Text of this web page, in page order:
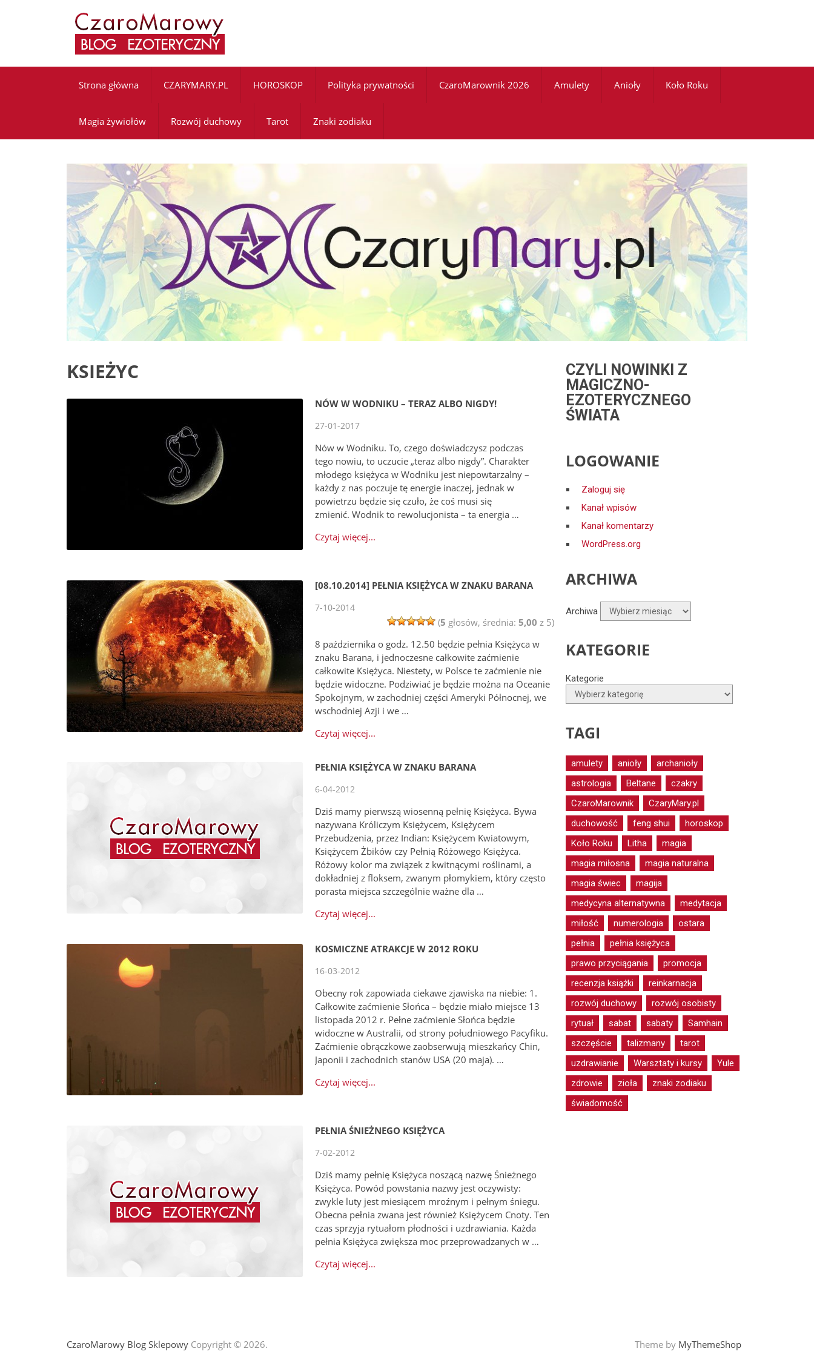
Strona główna CZARYMARY.PL HOROSKOP Polityka prywatności CzaroMarownik 2026 Amulety Anioły Koło Roku
Magia żywiołów Rozwój duchowy Tarot Znaki zodiaku
KSIEŻYC
NÓW W WODNIKU – TERAZ ALBO NIGDY!
27-01-2017
Nów w Wodniku. To, czego doświadczysz podczas
tego nowiu, to uczucie „teraz albo nigdy”. Charakter
młodego księżyca w Wodniku jest niepowtarzalny –
każdy z nas poczuje tę energie inaczej, jednak w
powietrzu będzie się czuło, że coś musi się
zmienić. Wodnik to rewolucjonista – ta energia …
Czytaj więcej...
[08.10.2014] PEŁNIA KSIĘŻYCA W ZNAKU BARANA
7-10-2014
(5 głosów, średnia:5,00 z 5)
8 października o godz. 12.50 będzie pełnia Księżyca w
znaku Barana, i jednoczesne całkowite zaćmienie
całkowite Księżyca. Niestety, w Polsce te zaćmienie nie
będzie widoczne. Podziwiać je będzie można na Oceanie
Spokojnym, w zachodniej części Ameryki Północnej, we
wschodniej Azji i we …
Czytaj więcej...
PEŁNIA KSIĘŻYCA W ZNAKU BARANA
6-04-2012
Dziś mamy pierwszą wiosenną pełnię Księżyca. Bywa
nazywana Króliczym Księżycem, Księżycem
Przebudzenia, przez Indian: Księżycem Kwiatowym,
Księżycem Żbików czy Pełnią Różowego Księżyca.
Różowy kolor ma związek z kwitnącymi roślinami, a
dokładniej z floksem, zwanym płomykiem, który często
porasta miejsca szczególnie ważne dla …
Czytaj więcej...
KOSMICZNE ATRAKCJE W 2012 ROKU
16-03-2012
Obecny rok zapowiada ciekawe zjawiska na niebie: 1.
Całkowite zaćmienie Słońca – będzie miało miejsce 13
listopada 2012 r. Pełne zaćmienie Słońca będzie
widoczne w Australii, od strony południowego Pacyfiku.
Zaćmienie obrączkowe zaobserwują mieszkańcy Chin,
Japonii i zachodnich stanów USA (20 maja). …
Czytaj więcej...
PEŁNIA ŚNIEŻNEGO KSIĘŻYCA
7-02-2012
Dziś mamy pełnię Księżyca noszącą nazwę Śnieżnego
Księżyca. Powód powstania nazwy jest oczywisty:
zwykle luty jest miesiącem mroźnym i pełnym śniegu.
Obecna pełnia zwana jest również Księżycem Cnoty. Ten
czas sprzyja rytuałom płodności i uzdrawiania. Każda
pełnia Księżyca zwiększa moc przeprowadzanych w …
Czytaj więcej...
CZYLI NOWINKI Z
MAGICZNO-
EZOTERYCZNEGO
ŚWIATA
LOGOWANIE
Zaloguj się
Kanał wpisów
Kanał komentarzy
WordPress.org
ARCHIWA
Archiwa
KATEGORIE
Kategorie
TAGI
amulety anioły
archanioły
astrologia
Beltane
czakry
CzaroMarownik
CzaryMary.pl
duchowość
feng shui
horoskop
Koło Roku
Litha
magia
magia miłosna
magia naturalna
magia świec
magija
medycyna alternatywna
medytacja
miłość
numerologia
ostara
pełnia
pełnia księżyca
prawo przyciągania
promocja
recenzja książki
reinkarnacja
rozwój duchowy
rozwój osobisty
rytuał
sabat sabaty
Samhain
szczęście
talizmany
tarot
uzdrawianie
Warsztaty i kursy
Yule
zdrowie
zioła
znaki zodiaku
świadomość
CzaroMarowy Blog Sklepowy Copyright © 2026. Theme by MyThemeShop